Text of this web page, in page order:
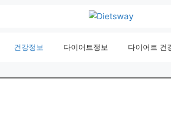
건강정보 다이어트정보 다이어트 건